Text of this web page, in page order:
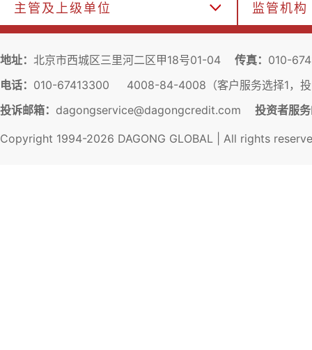
主管及上级单位 监管机构
地址： 北京市西城区三里河二区甲18号01-04 传真： 010-
电话： 010-67413300 4008-84-4008（客户服务选择1，投
投诉邮箱： dagongservice@dagongcredit.com 投资者服
Copyright 1994-2026 DAGONG GLOBAL | All rights